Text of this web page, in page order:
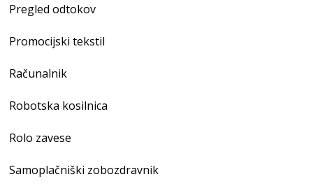
Pregled odtokov
Promocijski tekstil
Računalnik
Robotska kosilnica
Rolo zavese
Samoplačniški zobozdravnik